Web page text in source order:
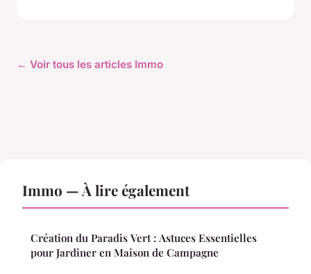
← Voir tous les articles Immo
Immo — À lire également
Création du Paradis Vert : Astuces Essentielles
pour Jardiner en Maison de Campagne